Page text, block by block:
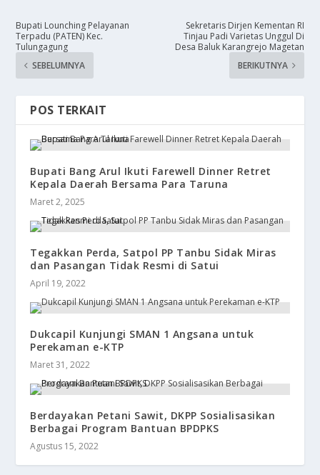
Bupati Lounching Pelayanan
Terpadu (PATEN) Kec.
Tulungagung
SEBELUMNYA
Sekretaris Dirjen Kementan RI
Tinjau Padi Varietas Unggul Di
Desa Baluk Karangrejo Magetan
BERIKUTNYA
POS TERKAIT
Bupati Bang Arul Ikuti Farewell Dinner Retret
Kepala Daerah Bersama Para Taruna
Maret 2, 2025
Tegakkan Perda, Satpol PP Tanbu Sidak Miras
dan Pasangan Tidak Resmi di Satui
April 19, 2022
Dukcapil Kunjungi SMAN 1 Angsana untuk
Perekaman e-KTP
Maret 31, 2022
Berdayakan Petani Sawit, DKPP Sosialisasikan
Berbagai Program Bantuan BPDPKS
Agustus 15, 2022